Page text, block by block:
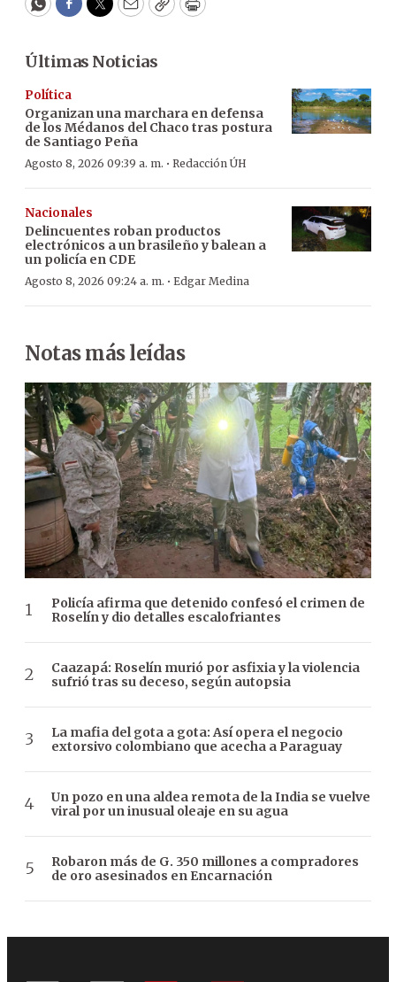
WhatsApp
Facebook
Twitter
EmailCopyPrint
Últimas Noticias
Política
Organizan una marchara en defensa
de los Médanos del Chaco tras postura
de Santiago Peña
Agosto 8, 2026 09:39 a. m. · Redacción ÚH
Nacionales
Delincuentes roban productos
electrónicos a un brasileño y balean a
un policía en CDE
Agosto 8, 2026 09:24 a. m. · Edgar Medina
Notas más leídas
Policía afirma que detenido confesó el crimen de
Roselín y dio detalles escalofriantes
Caazapá: Roselín murió por asfixia y la violencia
sufrió tras su deceso, según autopsia
La mafia del gota a gota: Así opera el negocio
extorsivo colombiano que acecha a Paraguay
Un pozo en una aldea remota de la India se vuelve
viral por un inusual oleaje en su agua
Robaron más de G. 350 millones a compradores
de oro asesinados en Encarnación